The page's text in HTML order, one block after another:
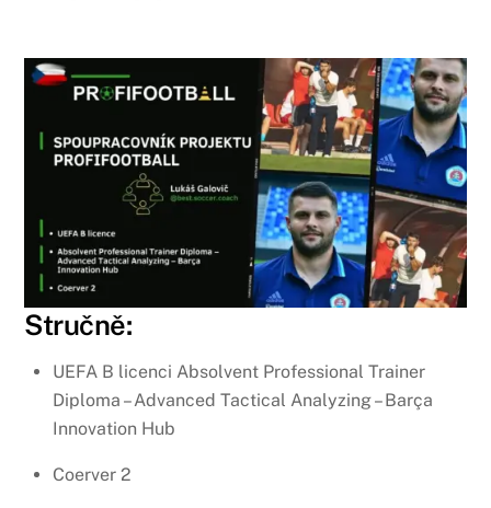
Stručně:
UEFA B licenci Absolvent Professional Trainer
Diploma – Advanced Tactical Analyzing – Barça
Innovation Hub
Coerver 2